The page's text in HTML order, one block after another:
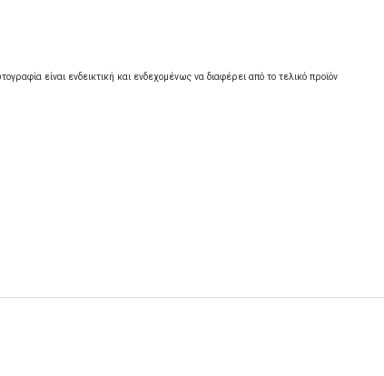
είναι ενδεικτική και ενδεχομένως να διαφέρει από το τελικό προϊόν